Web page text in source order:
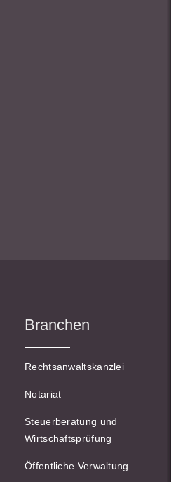
Branchen
Rechtsanwaltskanzlei
Notariat
Steuerberatung und
Wirtschaftsprüfung
Öffentliche Verwaltung